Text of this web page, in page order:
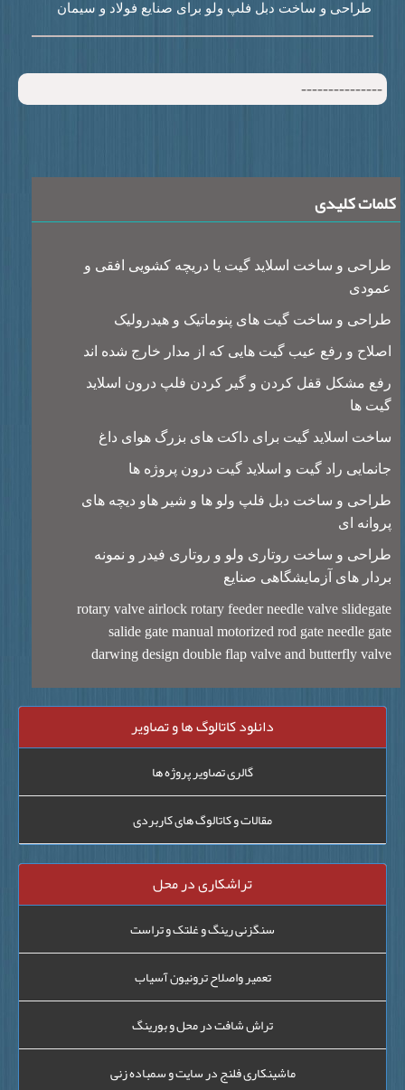
طراحی و ساخت دبل فلپ ولو برای صنایع فولاد و سیمان
کلیدی
و ساخت اسلاید گیت یا دریچه کشویی افقی و
و ساخت گیت های پنوماتیک و هیدرولیک
و رفع عیب گیت هایی که از مدار خارج شده اند
مشکل قفل کردن و گیر کردن فلپ درون اسلاید
ها
اسلاید گیت برای داکت های بزرگ هوای داغ
راد گیت و اسلاید گیت درون پروژه ها
و ساخت دبل فلپ ولو ها و شیر هاو دیچه های
ای
و ساخت روتاری ولو و روتاری فیدر و نمونه
های آزمایشگاهی صنایع
rotary valve airlock rotary feeder needle valve
salide gate manual motorized rod gate needle
darwing design double flap valve and butterfly
دانلود کاتالوگ ها و تصاویر
گالری تصاویر پروژه ها
مقالات و کاتالوگ های کاربردی
تراشکاری در محل
سنگزنی رینگ و غلتک و تراست
تعمیر واصلاح ترونیون آسیاب
تراش شافت در محل و بورینگ
ماشینکاری فلنج در سایت و سمباده زنی